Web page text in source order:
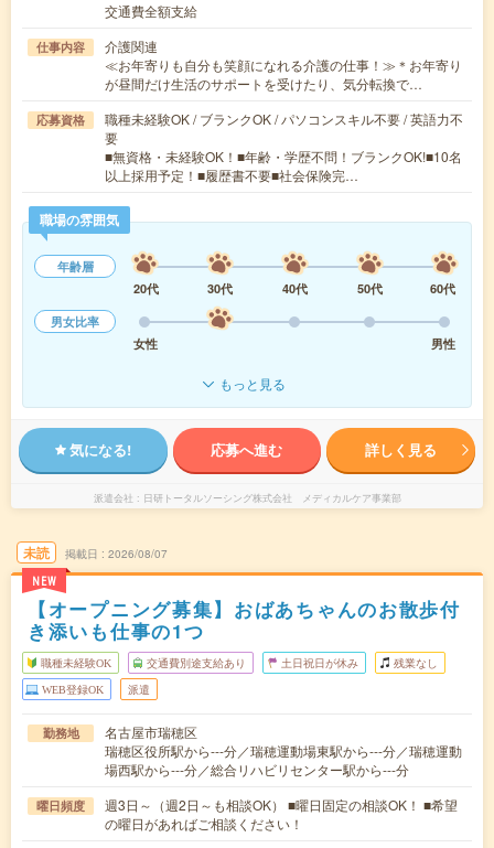
交通費全額支給
仕事内容
介護関連
≪お年寄りも自分も笑顔になれる介護の仕事！≫＊お年寄り
が昼間だけ生活のサポートを受けたり、気分転換で…
応募資格
職種未経験OK / ブランクOK / パソコンスキル不要 / 英語力不
要
■無資格・未経験OK！■年齢・学歴不問！ブランクOK!■10名
以上採用予定！■履歴書不要■社会保険完…
職場の雰囲気
年齢層
20代
30代 40代 50代
60代
男女比率
女性
男性
もっと見る
気になる! 応募へ進む 詳しく見る
派遣会社 日研トータルソーシング株式会社 メディカルケア事業部
未読
NEW
掲載日 2026/08/07
【オープニング募集】おばあちゃんのお散歩付
き添いも仕事の1つ
職種未経験OK 交通費別途支給あり 土日祝日が休み 残業なし
WEB登録OK 派遣
勤務地
名古屋市瑞穂区
瑞穂区役所駅から---分／瑞穂運動場東駅から---分／瑞穂運動
場西駅から---分／総合リハビリセンター駅から---分
曜日頻度
週3日～（週2日～も相談OK） ■曜日固定の相談OK！ ■希望
の曜日があればご相談ください！